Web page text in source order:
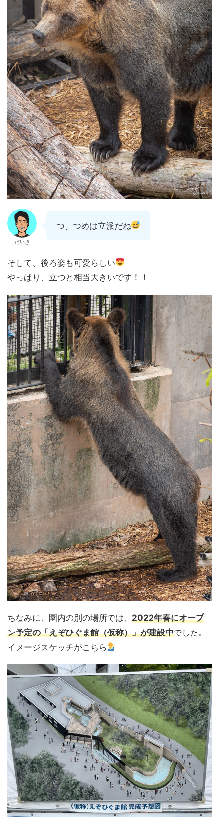
だいき
つ、つめは立派だね
そして、後ろ姿も可愛らしい
やっぱり、立つと相当大きいです！！
ちなみに、園内の別の場所では、 2022年春にオープ
ン予定の「えぞひぐま館（仮称）」が建設中でした。
イメージスケッチがこちら